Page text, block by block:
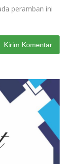
peramban ini